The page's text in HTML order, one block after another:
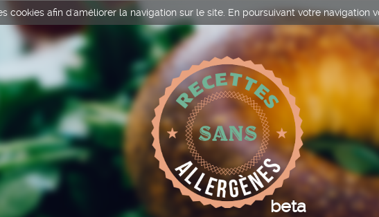
cookies afin d'améliorer la navigation sur le site. En poursuivant votre navigation
beta